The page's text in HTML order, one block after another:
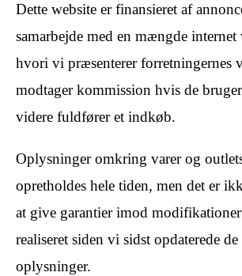
Dette website er finansieret af
samarbejde med en mængde
hvori vi præsenterer forretningernes
modtager kommission hvis de
videre fuldfører et indkøb.
Oplysninger omkring varer og
opretholdes hele tiden, men det er
at give garantier imod
realiseret siden vi sidst opdaterede
oplysninger.